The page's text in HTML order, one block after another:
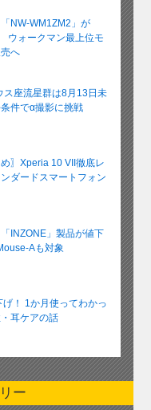
NW-WM1ZM2」が
ォークマン最上位モ
へ
ス座流星群は8月13日未
件でα撮影に挑戦
〗Xperia 10 VII徹底レ
ダードスマートフォン
INZONE」製品が値下
Aも対象
！ 1か月使ってわかっ
耳ケアの話
ー